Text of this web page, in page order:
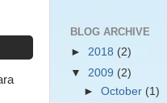
BLOG ARCHIVE
► 2018 (2)
▼ 2009 (2)
►October (1)